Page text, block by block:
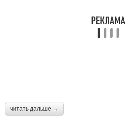
читать дальше →